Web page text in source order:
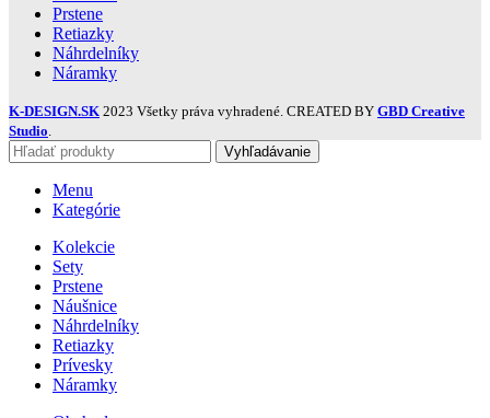
Prstene
Retiazky
Náhrdelníky
Náramky
K-DESIGN.SK 2023 Všetky práva vyhradené. CREATED BY GBD Creative
Studio
Vyhľadávanie
Menu
Kategórie
Kolekcie
Sety
Prstene
Náušnice
Náhrdelníky
Retiazky
Prívesky
Náramky